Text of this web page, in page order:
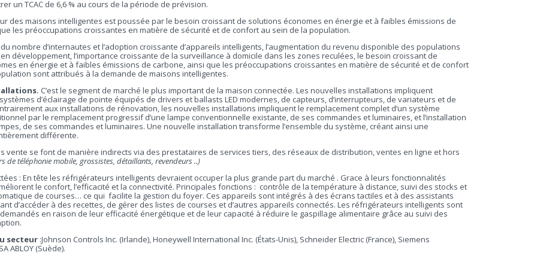
un TCAC de 6,6 % au cours de la période de prévision.
des maisons intelligentes est poussée par le besoin croissant de solutions économes en énergie et à faibles émissions de
les préoccupations croissantes en matière de sécurité et de confort au sein de la population.
du nombre d’internautes et l’adoption croissante d’appareils intelligents, l’augmentation du revenu disponible des populations
développement, l’importance croissante de la surveillance à domicile dans les zones reculées, le besoin croissant de
en énergie et à faibles émissions de carbone, ainsi que les préoccupations croissantes en matière de sécurité et de confort
sont attribués à la demande de maisons intelligentes.
C’est le segment de marché le plus important de la maison connectée. Les nouvelles installations impliquent
d’éclairage de pointe équipés de drivers et ballasts LED modernes, de capteurs, d’interrupteurs, de variateurs et de
aux installations de rénovation, les nouvelles installations impliquent le remplacement complet d’un système
par le remplacement progressif d’une lampe conventionnelle existante, de ses commandes et luminaires, et l’installation
de ses commandes et luminaires. Une nouvelle installation transforme l’ensemble du système, créant ainsi une
différente.
vente se font de manière indirects via des prestataires de services tiers, des réseaux de distribution, ventes en ligne et hors
de téléphonie mobile, grossistes, détaillants, revendeurs ..)
: En tête les réfrigérateurs intelligents devraient occuper la plus grande part du marché . Grace à leurs fonctionnalités
le confort, l’efficacité et la connectivité. Principales fonctions : contrôle de la température à distance, suivi des stocks et
de courses… ce qui facilite la gestion du foyer. Ces appareils sont intégrés à des écrans tactiles et à des assistants
d’accéder à des recettes, de gérer des listes de courses et d’autres appareils connectés. Les réfrigérateurs intelligents sont
en raison de leur efficacité énergétique et de leur capacité à réduire le gaspillage alimentaire grâce au suivi des
secteur :Johnson Controls Inc. (Irlande), Honeywell International Inc. (États-Unis), Schneider Electric (France), Siemens
ABLOY (Suède).